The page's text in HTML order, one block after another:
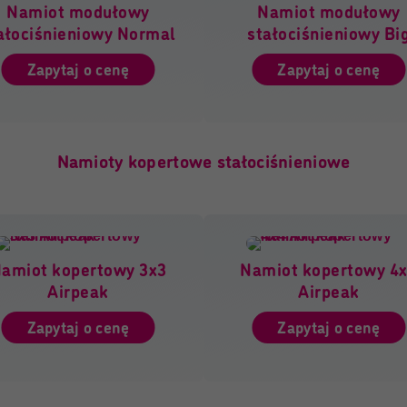
Namiot modułowy
Normal
Zapytaj o cenę
Namiot modułowy
stałociśnieniowy
Zapytaj o cenę
Namioty kopertowe stałociśnieniowe
kopertowy 3x3
Airpeak
Zapytaj o cenę
Namiot kopertowy
Airpeak
Zapytaj o cenę